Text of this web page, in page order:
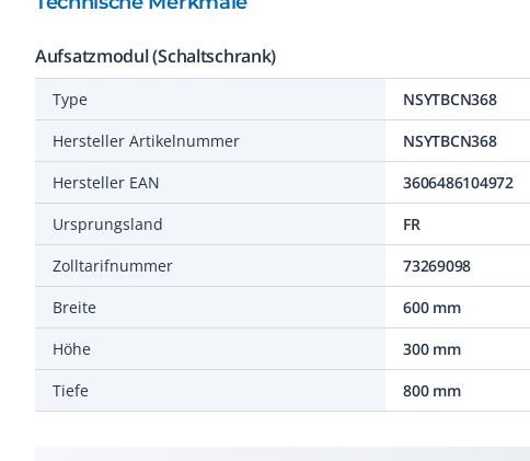
Aufsatzmodul (Schaltschrank)
Type
NSYTBCN368
Hersteller Artikelnummer
NSYTBCN368
Hersteller EAN
3606486104972
Ursprungsland
FR
Zolltarifnummer
73269098
Breite
600 mm
Höhe
300 mm
Tiefe
800 mm